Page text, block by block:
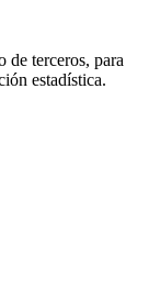
de terceros, para
estadística.